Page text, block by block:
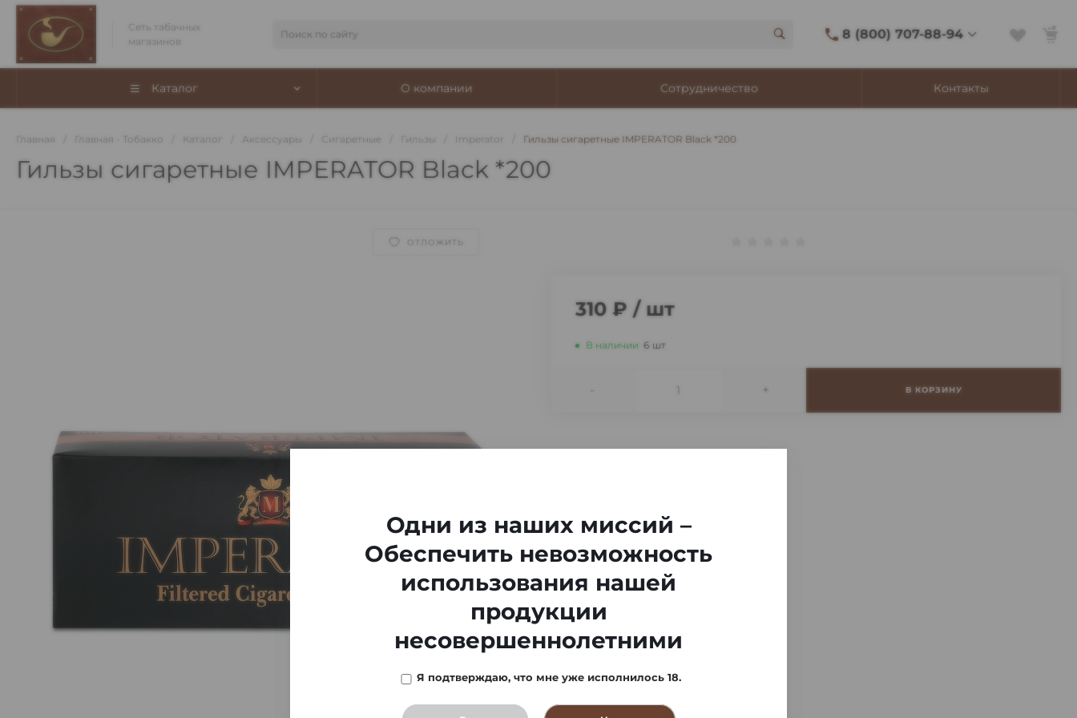
Сеть табачных
магазинов
8 (800) 707-88-94
8 (800) 707-88-94
Адмирала Фокина, 8
Каталог О компании Сотрудничество Контакты
Главная Главная - Тобакко Каталог Аксессуары Сигаретные Гильзы Imperator Гильзы сигаретные IMPERATOR Black *200
Гильзы сигаретные IMPERATOR Black *200
ОТЛОЖИТЬ
310 ₽ / шт
В наличии 6 шт
- + В КОРЗИНУ
Одни из наших миссий –
Обеспечить невозможность
использования нашей
продукции
несовершеннолетними
Я подтверждаю, что мне уже исполнилось 18.